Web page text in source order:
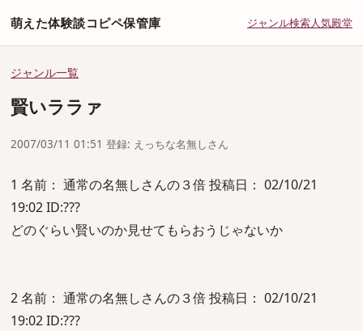
萌えた体験談コピペ保管庫 ジャンル検索人気殿堂
ジャンル一覧
賢いララァ
2007/03/11 01:51 登録: えっちな名無しさん
1 名前： 通常の名無しさんの３倍 投稿日： 02/10/21
19:02 ID:???
どのぐらい賢いのか見せてもらおうじゃないか
2 名前： 通常の名無しさんの３倍 投稿日： 02/10/21
19:02 ID:???